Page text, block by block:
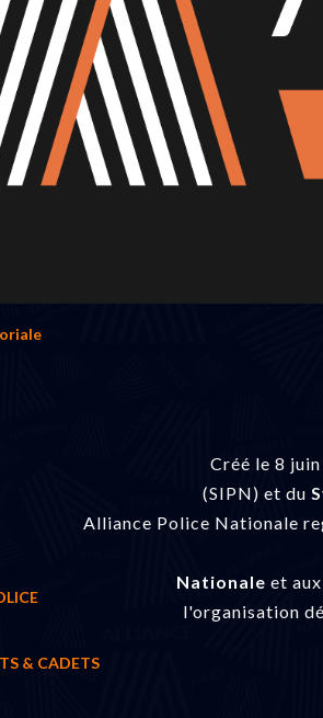
& CADETS
Créé le 8
(SIPN) et du
Alliance Police Nationale
Nationale et aux
l'organisation